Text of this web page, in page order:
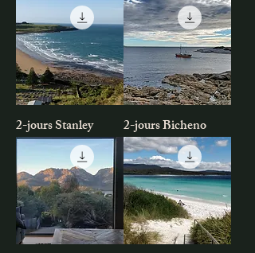
2-jours Stanley 2-jours Bicheno